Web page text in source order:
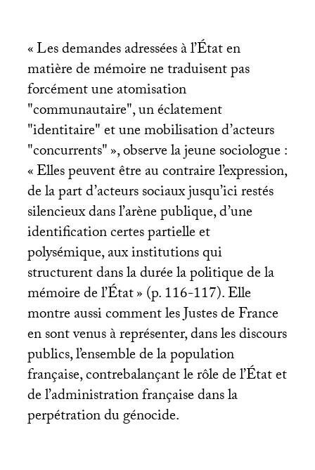
«Les demandes adressées à l’État en
matière de mémoire ne traduisent pas
forcément une atomisation
"communautaire", un éclatement
"identitaire" et une mobilisation d’acteurs
"concurrents"», observe la jeune sociologue :
«Elles peuvent être au contraire l’expression,
de la part d’acteurs sociaux jusqu’ici restés
silencieux dans l’arène publique, d’une
identification certes partielle et
polysémique, aux institutions qui
structurent dans la durée la politique de la
mémoire de l’État» (p. 116-117). Elle
montre aussi comment les Justes de France
en sont venus à représenter, dans les discours
publics, l’ensemble de la population
française, contrebalançant le rôle de l’État et
de l’administration française dans la
perpétration du génocide.